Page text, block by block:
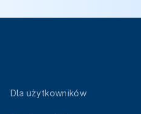
Dla użytkowników